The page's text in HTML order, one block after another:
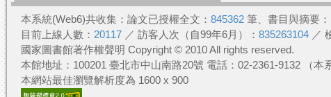
本系統(Web6)共收集：論文已授權全文： 845362 筆、書目與摘要：
目前上線人數： 20117 ／ 訪客人次（自99年6月）： 835263104 ／
國家圖書館著作權聲明 Copyright © 2010 All rights reserved.
本館地址：100201 臺北市中山南路20號 電話：02-2361-9132 （本
本網站最佳瀏覽解析度為 1600 x 900